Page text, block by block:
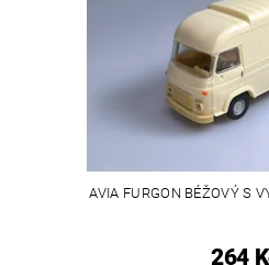
AVIA FURGON BÉŽOVÝ S
264